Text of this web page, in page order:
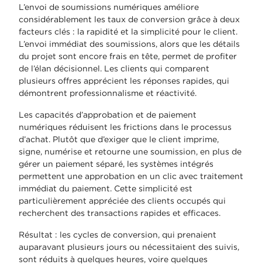
L’envoi de soumissions numériques améliore
considérablement les taux de conversion grâce à deux
facteurs clés : la rapidité et la simplicité pour le client.
L’envoi immédiat des soumissions, alors que les détails
du projet sont encore frais en tête, permet de profiter
de l’élan décisionnel. Les clients qui comparent
plusieurs offres apprécient les réponses rapides, qui
démontrent professionnalisme et réactivité.
Les capacités d’approbation et de paiement
numériques réduisent les frictions dans le processus
d’achat. Plutôt que d’exiger que le client imprime,
signe, numérise et retourne une soumission, en plus de
gérer un paiement séparé, les systèmes intégrés
permettent une approbation en un clic avec traitement
immédiat du paiement. Cette simplicité est
particulièrement appréciée des clients occupés qui
recherchent des transactions rapides et efficaces.
Résultat : les cycles de conversion, qui prenaient
auparavant plusieurs jours ou nécessitaient des suivis,
sont réduits à quelques heures, voire quelques